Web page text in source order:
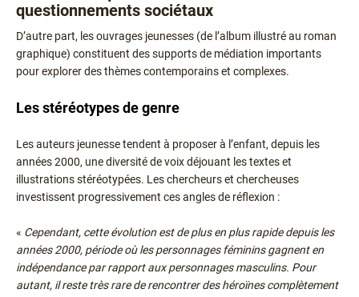
questionnements sociétaux
D’autre part, les ouvrages jeunesses (de l’album illustré au roman
graphique) constituent des supports de médiation importants
pour explorer des thèmes contemporains et complexes.
Les stéréotypes de genre
Les auteurs jeunesse tendent à proposer à l’enfant, depuis les
années 2000, une diversité de voix déjouant les textes et
illustrations stéréotypées. Les chercheurs et chercheuses
investissent progressivement ces angles de réflexion :
« Cependant, cette évolution est de plus en plus rapide depuis les
années 2000, période où les personnages féminins gagnent en
indépendance par rapport aux personnages masculins. Pour
autant, il reste très rare de rencontrer des héroïnes complètement